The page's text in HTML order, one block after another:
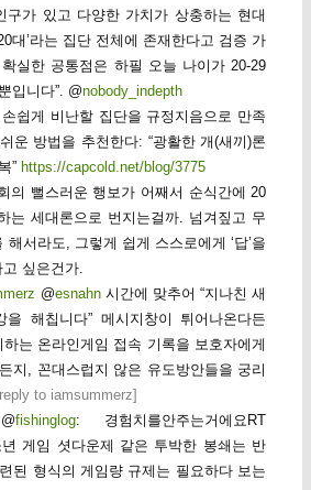
구가 있고 다양한 가치가 상충하는 현대
대’라는 집단 전체에 존재한다고 검증 가
실한 공통점은 하필 오늘 나이가 20-29
입니다”. @nobody_indepth
쉽게 비난할 집단을 규정지음으로 만족
운 방법을 추천한다: “광활한 개(새끼)론
” https://capcold.net/blog/3775
의 뻘스러운 행보가 어째서 순식간에 20
는 세대론으로 번지는걸까. 넘겨짚고 무
해서라도, 그렇게 쉽게 스스로에게 ‘답’을
싶은건가.
@esnahn시간에 맞추어 “지나친 새
을 해칩니다” 메시지창이 튀어나온다든
는 온라인게임 접속 기록을 보호자에게
지, 꼰대스럽지 않은 유도방안들을 궁리
to iamsummerz]
fishinglog: 경험치를안주는거에요RT
게임 셧다운제 같은 투박한 봉쇄는 반
된 형식의 게임량 규제는 필요하다 보는